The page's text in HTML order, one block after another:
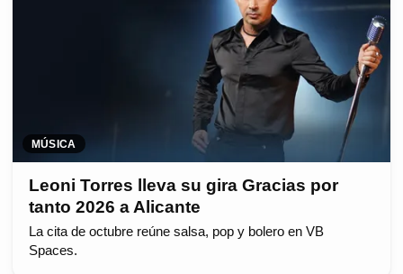
MÚSICA
Leoni Torres lleva su gira Gracias por
tanto 2026 a Alicante
La cita de octubre reúne salsa, pop y bolero en VB
Spaces.